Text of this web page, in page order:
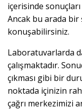
içerisinde
Ancak bu arada bir
konuşabilirsiniz.
Laboratuvarlarda
çalışmaktadır.
çıkması gibi bir
noktada içinizin
çağrı merkezimizi